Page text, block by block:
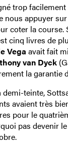
trop
nous appuyer
coter la
cinq livres de
Vega avait fait
van Dyck
la garantie
teinte,
avaient très
pour le
pas devenir